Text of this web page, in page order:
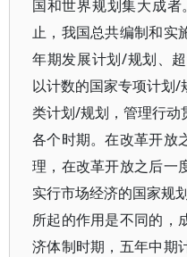
国和世界规划集大成
止，我国总共编制和实
年期发展计划/规划、
以计数的国家专项计划/
类计划/规划，管理行动
各个时期。在改革开放
理，在改革开放之后一
实行市场经济的国家规
所起的作用是不同的，
济体制时期，五年中期